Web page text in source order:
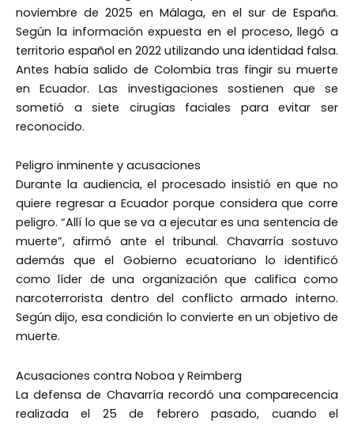
noviembre de 2025 en Málaga, en el sur de España.
Según la información expuesta en el proceso, llegó a
territorio español en 2022 utilizando una identidad falsa.
Antes había salido de Colombia tras fingir su muerte
en Ecuador. Las investigaciones sostienen que se
sometió a siete cirugías faciales para evitar ser
reconocido.
Peligro inminente y acusaciones
Durante la audiencia, el procesado insistió en que no
quiere regresar a Ecuador porque considera que corre
peligro. “Allí lo que se va a ejecutar es una sentencia de
muerte”, afirmó ante el tribunal. Chavarría sostuvo
además que el Gobierno ecuatoriano lo identificó
como líder de una organización que califica como
narcoterrorista dentro del conflicto armado interno.
Según dijo, esa condición lo convierte en un objetivo de
muerte.
Acusaciones contra Noboa y Reimberg
La defensa de Chavarría recordó una comparecencia
realizada el 25 de febrero pasado, cuando el